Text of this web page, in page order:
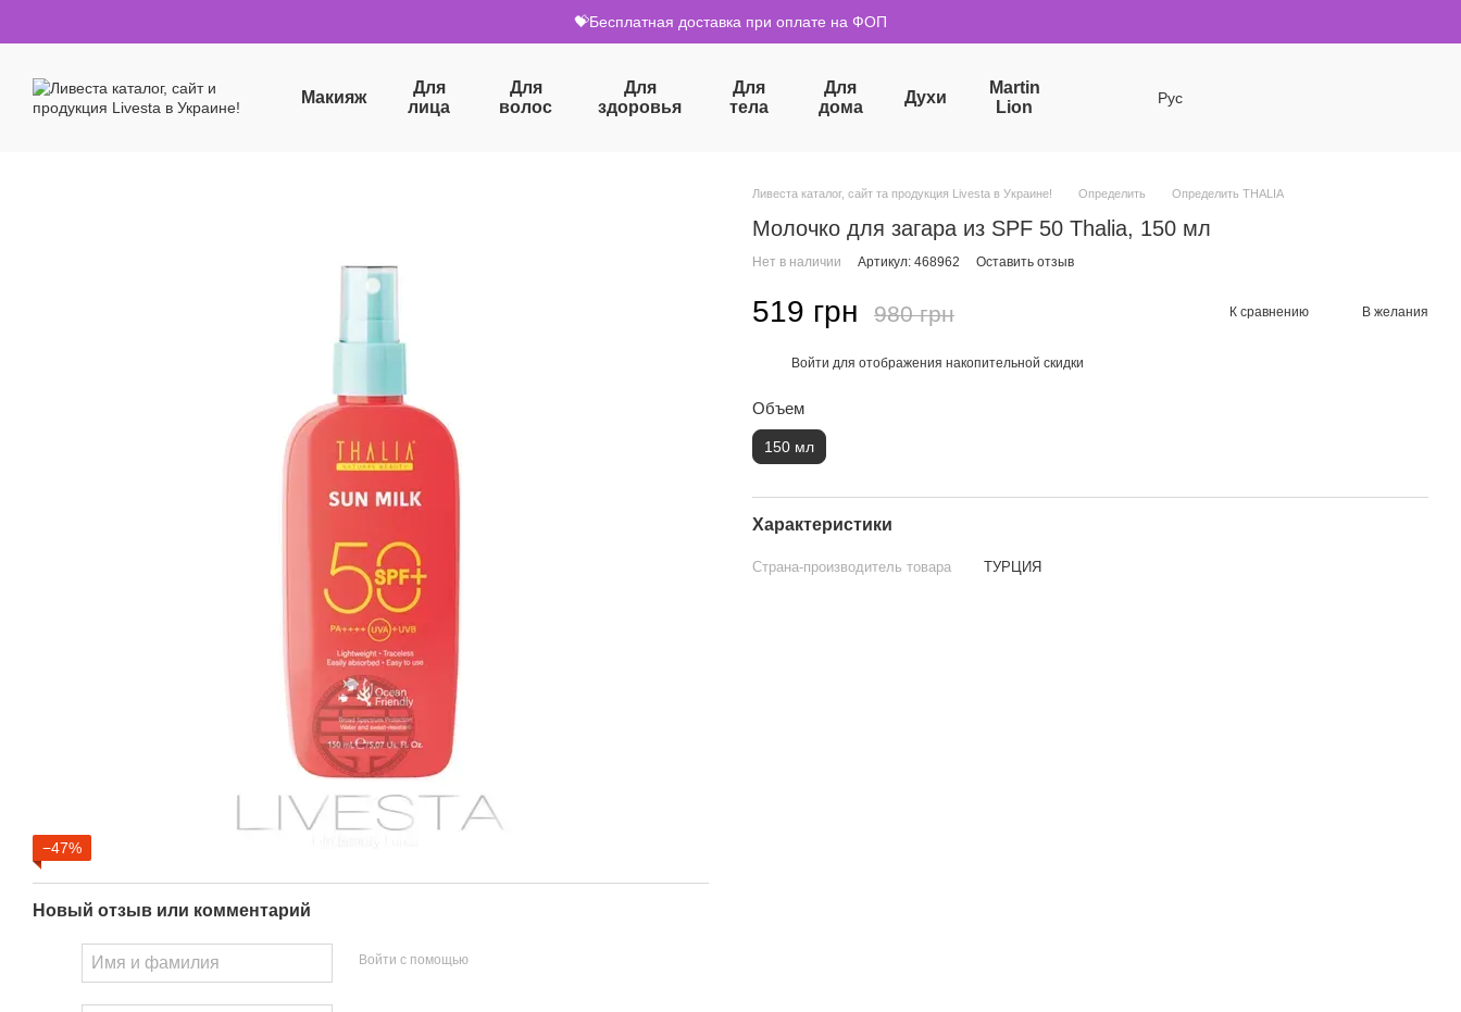
💝Бесплатная доставка при оплате на ФОП
Макияж
Для
лица
Для
волос
Для
здоровья
Для
тела
Для
дома
Духи
Martin
Lion
Рус
−47%
Новый отзыв или комментарий
Войти с помощью
Ливеста каталог, сайт та продукция Livesta в Украине! Определить Определить THALIA
Молочко для загара из SPF 50 Thalia, 150 мл
Нет в наличии Артикул: 468962 Оставить отзыв
519 грн 980 грн К сравнению В желания
Войти для отображения накопительной скидки
Объем
150 мл
Характеристики
Страна-производитель товара ТУРЦИЯ